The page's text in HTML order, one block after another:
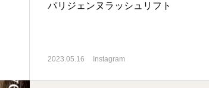
パリジェンヌラッシュリフト
2023.05.16 Instagram